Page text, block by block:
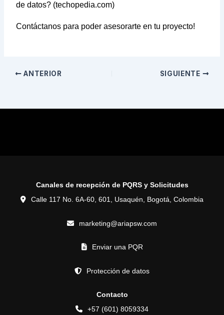
de datos? (techopedia.com)
Contáctanos para poder asesorarte en tu proyecto!
ANTERIOR SIGUIENTE
Canales de recepción de PQRS y Solicitudes
Calle 117 No. 6A-60, 601, Usaquén, Bogotá, Colombia
marketing@ariapsw.com
Enviar una PQR
Protección de datos
Contacto
+57 (601) 8059334